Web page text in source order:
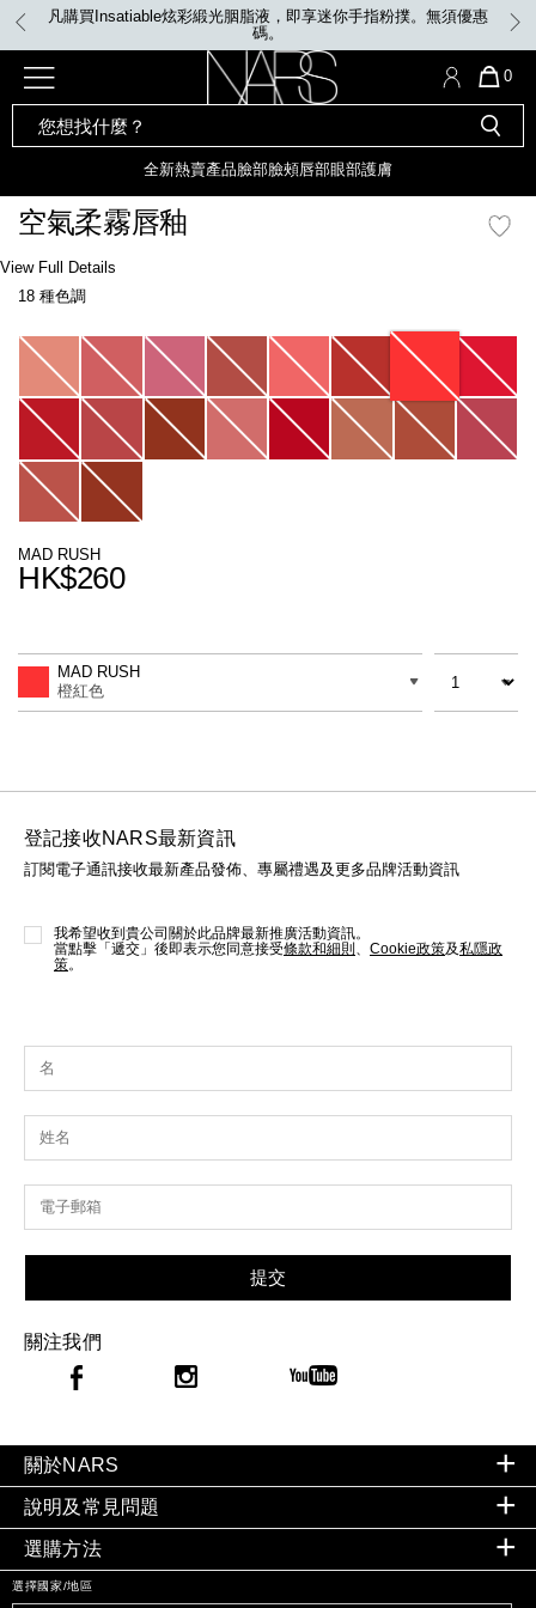
凡購買Insatiable炫彩緞光胭脂液，即享迷你手指粉撲。無須優惠
碼。
選單"
Nars
0
SEARCH
CATALOG
全新熱賣產品臉部臉頰唇部眼部護膚
全新LIGHT REFLECTING™ 原生光
亮肌卸妝油
全新色調LIGHT REFLECTING™ 原
生光幻彩蜜粉餅
全新 INSATIABLE炫彩緞光胭脂液
全新LIGHT REFLECTING™ 原生光
亮肌系列
線上購物禮遇
電子禮品卡
線上虛擬試妝
亮肌卸妝油
彩妝組合及禮品
臉部
唇部
眼部
粉底
胭脂
唇膏
瀏覽全部
熱賣產品
空氣柔霧唇釉
Details
/zh/
Item
999NAC0000114_hk
View Full Details
18 種色調
Variations
MAD RUSH
HK$260
to
cart
options
Actions
差別
MAD RUSH
橙紅色
數量
登記接收NARS最新資訊
訂閱電子通訊接收最新產品發佈、專屬禮遇及更多品牌活動資訊
我希望收到貴公司關於此品牌最新推廣活動資訊。
當點擊「遞交」後即表示您同意接受條款和細則 Cookie政策及私隱政
策。
提交
關注我們
關於NARS
說明及常見問題
選購方法
選擇國家/地區